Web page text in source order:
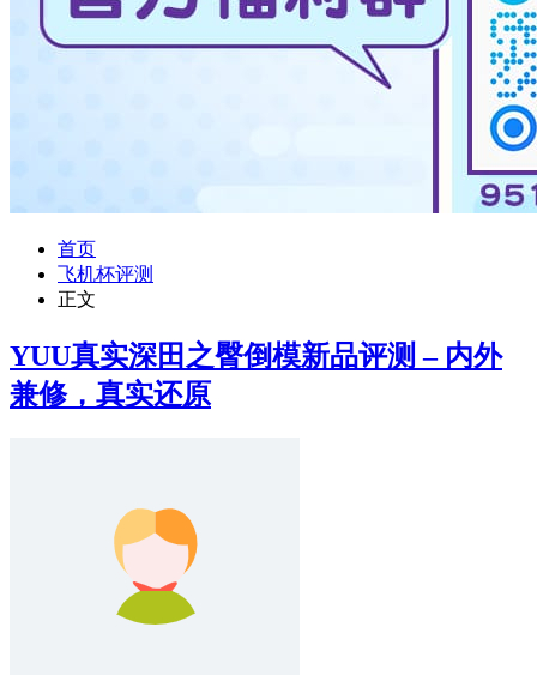
首页
飞机杯评测
正文
YUU真实深田之臀倒模新品评测 – 内外
兼修，真实还原